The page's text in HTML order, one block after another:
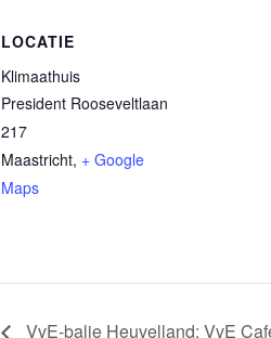
LOCATIE
Klimaathuis
President Rooseveltlaan
217
Maastricht, + Google
Maps
VvE-balie Heuvelland: VvE